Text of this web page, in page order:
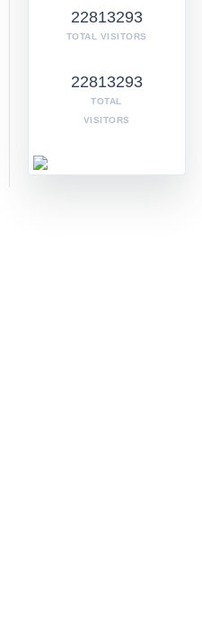
22813293
TOTAL VISITORS
22813293
TOTAL
VISITORS